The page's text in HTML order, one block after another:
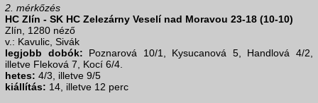
2. mérkőzés
HC Zlín - SK HC Zelezárny Veselí nad Moravou 23-18 (10-10)
Zlín, 1280 néző
v.: Kavulic, Sivák
legjobb dobók: Poznarová 10/1, Kysucanová 5, Handlová 4/2,
illetve Fleková 7, Kocí 6/4.
hetes: 4/3, illetve 9/5
kiállítás: 14, illetve 12 perc